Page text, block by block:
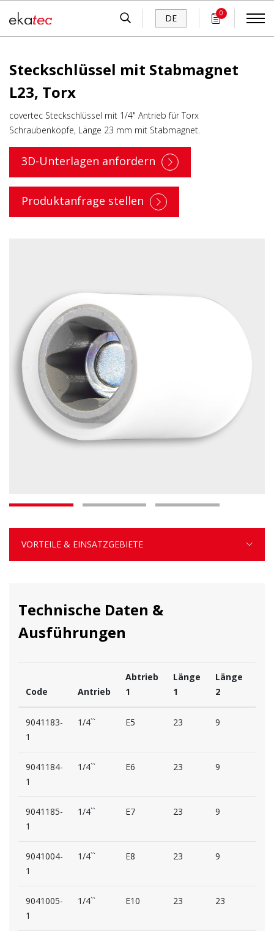
DE 0
Steckschlüssel mit Stabmagnet
L23, Torx
covertec Steckschlüssel mit 1/4" Antrieb für Torx
Schraubenköpfe, Länge 23 mm mit Stabmagnet.
3D-Unterlagen anfordern
Produktanfrage stellen
VORTEILE & EINSATZGEBIETE
Technische Daten &
Ausführungen
Code Antrieb
Abtrieb
1
Länge
1
Länge
2
9041183-
1
1/4`` E5 23 9
9041184-
1
1/4`` E6 23 9
9041185-
1
1/4`` E7 23 9
9041004-
1
1/4`` E8 23 9
9041005-
1
1/4`` E10 23 23